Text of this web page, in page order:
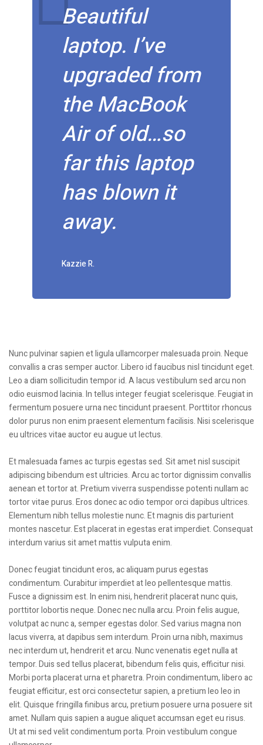
Beautiful
laptop. I’ve
upgraded from
the MacBook
Air of old…so
far this laptop
has blown it
away.
Kazzie R.
Nunc pulvinar sapien et ligula ullamcorper malesuada proin. Neque
convallis a cras semper auctor. Libero id faucibus nisl tincidunt eget.
Leo a diam sollicitudin tempor id. A lacus vestibulum sed arcu non
odio euismod lacinia. In tellus integer feugiat scelerisque. Feugiat in
fermentum posuere urna nec tincidunt praesent. Porttitor rhoncus
dolor purus non enim praesent elementum facilisis. Nisi scelerisque
eu ultrices vitae auctor eu augue ut lectus.
Et malesuada fames ac turpis egestas sed. Sit amet nisl suscipit
adipiscing bibendum est ultricies. Arcu ac tortor dignissim convallis
aenean et tortor at. Pretium viverra suspendisse potenti nullam ac
tortor vitae purus. Eros donec ac odio tempor orci dapibus ultrices.
Elementum nibh tellus molestie nunc. Et magnis dis parturient
montes nascetur. Est placerat in egestas erat imperdiet. Consequat
interdum varius sit amet mattis vulputa enim.
Donec feugiat tincidunt eros, ac aliquam purus egestas
condimentum. Curabitur imperdiet at leo pellentesque mattis.
Fusce a dignissim est. In enim nisi, hendrerit placerat nunc quis,
porttitor lobortis neque. Donec nec nulla arcu. Proin felis augue,
volutpat ac nunc a, semper egestas dolor. Sed varius magna non
lacus viverra, at dapibus sem interdum. Proin urna nibh, maximus
nec interdum ut, hendrerit et arcu. Nunc venenatis eget nulla at
tempor. Duis sed tellus placerat, bibendum felis quis, efficitur nisi.
Morbi porta placerat urna et pharetra. Proin condimentum, libero ac
feugiat efficitur, est orci consectetur sapien, a pretium leo leo in
elit. Quisque fringilla finibus arcu, pretium posuere urna posuere sit
amet. Nullam quis sapien a augue aliquet accumsan eget eu risus.
Ut at mi sed velit condimentum porta. Proin vestibulum congue